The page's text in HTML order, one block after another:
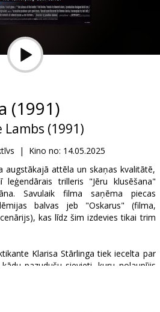
(1991)
(1991)
| Kino no: 14.05.2025
augstākajā attēla un skaņas kvalitātē,
trilleris "Jēru klusēšana"
Savulaik filma saņēma piecas
balvas jeb "Oskarus" (filma,
kas līdz šim izdevies tikai trim
Klarisa Stārlinga tiek iecelta par
pazudušu sievieti, kuru nolaupījis
ar iesauku "Bafalo Bils". Lai to